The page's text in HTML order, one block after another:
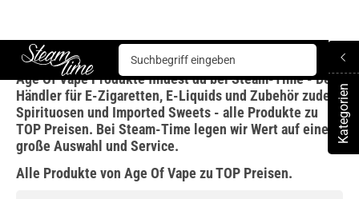
Steam time
Age Of Vape
Kategorien
Age Of Vape Produkte findest du bei Steam-Time - Dein
Händler für E-Zigaretten, E-Liquids und Zubehör zudem
Spirituosen und Imported Sweets - alle Produkte zu
TOP Preisen. Bei Steam-Time legen wir Wert auf eine
große Auswahl und Service.
Alle Produkte von Age Of Vape zu TOP Preisen.